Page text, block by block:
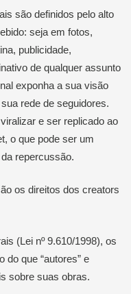
são definidos pelo alto
seja em fotos,
publicidade,
de qualquer assunto
exponha a sua visão
rede de seguidores.
e ser replicado ao
o que pode ser um
repercussão.
os direitos dos creators
(Lei nº 9.610/1998), os
do que “autores” e
sobre suas obras.